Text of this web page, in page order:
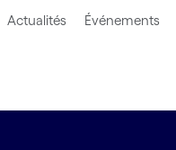
Actualités Événements